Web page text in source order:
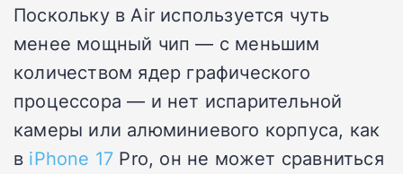
Поскольку в Air используется чуть
менее мощный чип — с меньшим
количеством ядер графического
процессора — и нет испарительной
камеры или алюминиевого корпуса, как
в iPhone 17 Pro, он не может сравниться